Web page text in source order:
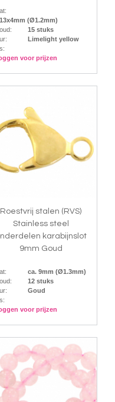
(Ø1.2mm)
15 stuks
Limelight yellow
voor prijzen
Roestvrij stalen (RVS)
Stainless steel
karabijnslot
9mm Goud
ca. 9mm (Ø1.3mm)
12 stuks
Goud
voor prijzen